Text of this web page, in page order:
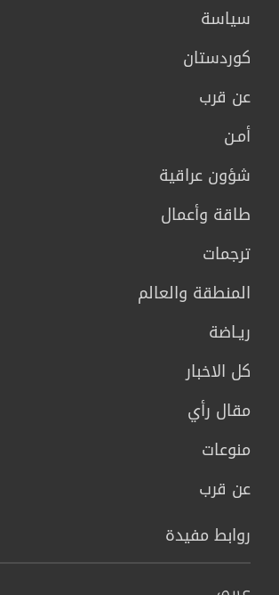
سیاسة
كوردستان
عن قرب
أمـن
شؤون عراقية
طاقة وأعمال
ترجمات
المنطقة والعالم
ريـاضة
كل الاخبار
مقال رأي
منوعات
عن قرب
روابط مفيدة